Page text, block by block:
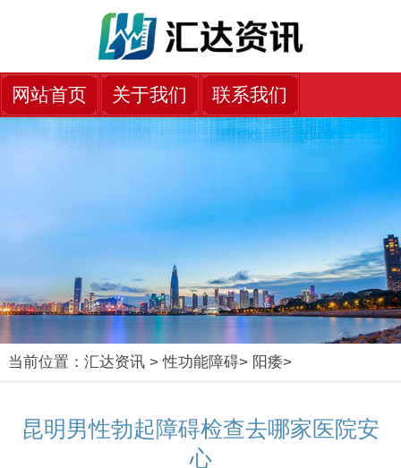
网站首页 关于我们 联系我们
当前位置： 汇达资讯>性功能障碍> 阳痿>
昆明男性勃起障碍检查去哪家医院安
心